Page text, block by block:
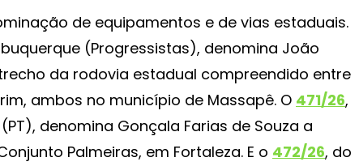
de equipamentos e de vias estaduais.
(Progressistas), denomina João
da rodovia estadual compreendido entre
ambos no município de Massapê. O 471/26,
denomina Gonçala Farias de Souza a
Palmeiras, em Fortaleza. E o 472/26, do